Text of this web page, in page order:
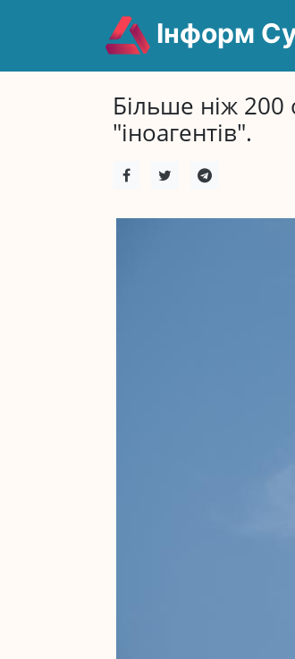
Інформ
Більше ніж 200
"іноагентів".